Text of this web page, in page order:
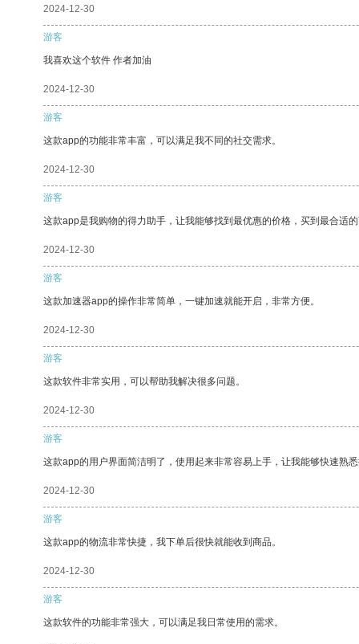
2024-12-30
游客
我喜欢这个软件 作者加油
2024-12-30
游客
这款app的功能非常丰富，可以满足我不同的社交需求。
2024-12-30
游客
这款app是我购物的得力助手，让我能够找到最优惠的价格，买到最合适
2024-12-30
游客
这款加速器app的操作非常简单，一键加速就能开启，非常方便。
2024-12-30
游客
这款软件非常实用，可以帮助我解决很多问题。
2024-12-30
游客
这款app的用户界面简洁明了，使用起来非常容易上手，让我能够快速熟
2024-12-30
游客
这款app的物流非常快捷，我下单后很快就能收到商品。
2024-12-30
游客
这款软件的功能非常强大，可以满足我日常使用的需求。